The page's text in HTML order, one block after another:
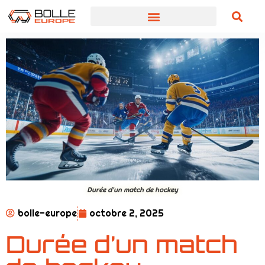
Durée d’un match de hockey
bolle-europe octobre 2, 2025
Durée d’un match